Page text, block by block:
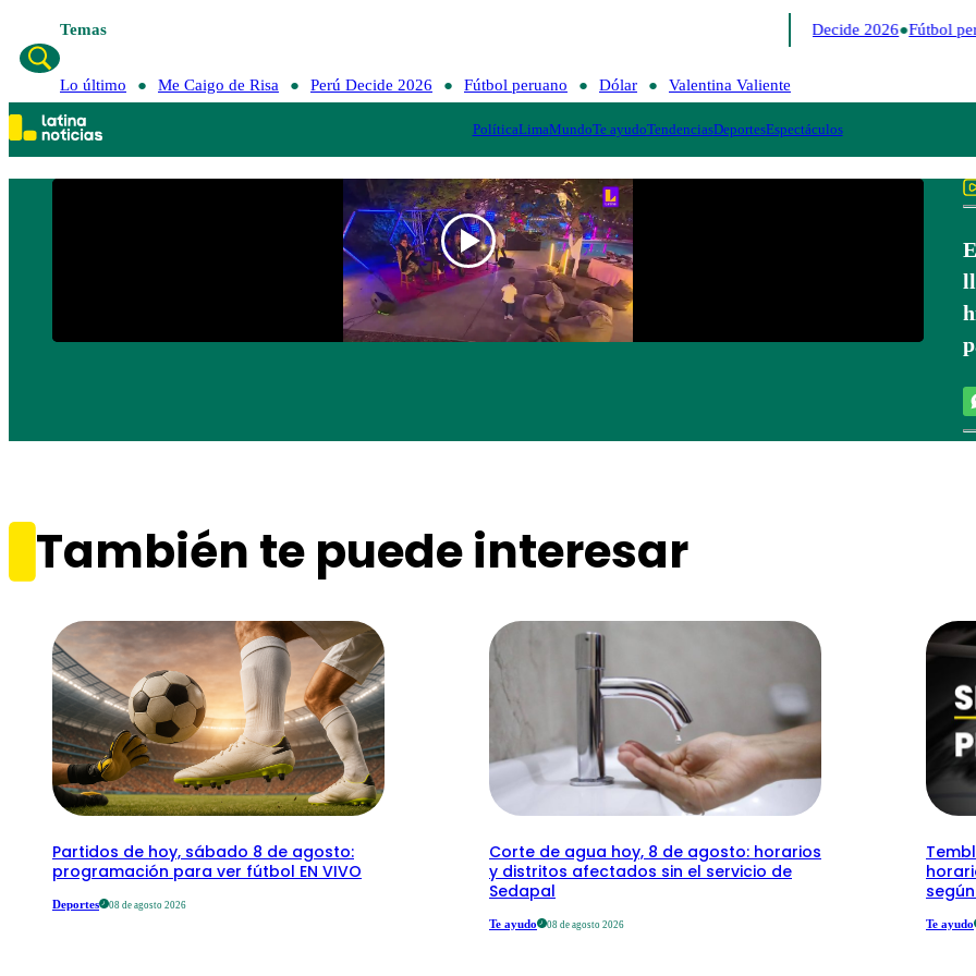
Temas Perú Decide 2026 Fútbol
Lo último Me Caigo de Risa Perú Decide 2026 Fútbol peruano Dólar Valentina Valiente
PolíticaLimaMundoTe ayudoTendenciasDeportesEspectáculos
También te puede interesar
Partidos de hoy, sábado 8 de agosto:
programación para ver fútbol EN VIVO
Deportes 08 de agosto 2026
Corte de agua hoy, 8 de agosto: horarios
y distritos afectados sin el servicio de
Sedapal
Te ayudo 08 de agosto 2026 Te ayudo